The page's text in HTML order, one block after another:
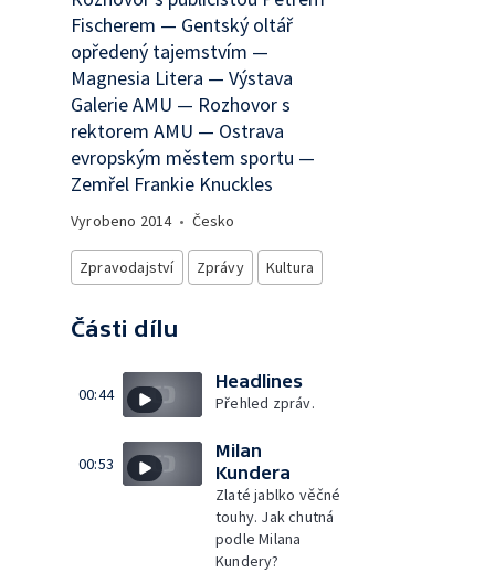
Fischerem — Gentský oltář
opředený tajemstvím —
Magnesia Litera — Výstava
Galerie AMU — Rozhovor s
rektorem AMU — Ostrava
evropským městem sportu —
Zemřel Frankie Knuckles
Vyrobeno 2014• Česko
Zpravodajství Zprávy Kultura
Části dílu
00:44
Headlines
Přehled zpráv.
00:53
Milan
Kundera
Zlaté jablko věčné
touhy. Jak chutná
podle Milana
Kundery?